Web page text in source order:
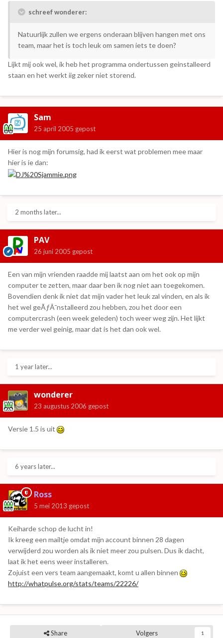
schreef wonderer:
Natuurlijk zullen we ergens onderaan blijven hangen met ons
team, maar het is toch leuk om samen iets te doen?
Lijkt mij ook wel, ik heb het programma ondertussen geinstalleerd
staan en het werkt iig zeker niet storend.
Sam
25 april 2005 gepost
Hier is nog mijn forumsig, had ik eerst wat problemen mee maar
hier is ie dan:
2 months later...
PAV
26 juni 2005 gepost
Een van mijn vrienden raadde mij laatst aan om het ook op mijn
computer te zetten, maar daar ben ik nog niet aan toegekomen.
Bovendien denk ik niet dat mijn vader het leuk zal vinden, en als ik
het wel geÃƒÂ¯nstalleerd zou hebben, zou het door een
computercrash (een week geleden) toch weer weg zijn. Het lijkt
me verder wel geinig, maar dat is het dan ook wel.
1 year later...
wonderer
23 augustus 2006 gepost
Versie 1.5 is uit
6 years later...
Ross
5 mei 2013 gepost
Keiharde schop de lucht in!
Ik kreeg een mailtje omdat mijn account binnen 28 dagen
verwijderd zou worden als ik niet meer zou pulsen. Dus ik dacht,
laat ik het eens weer installeren.
Zojuist een vers team aangemaakt, komt u allen binnen
http://whatpulse.org/stats/teams/22226/
Share Volgers 1